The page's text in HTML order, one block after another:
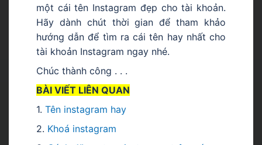
một cái tên Instagram đẹp cho tài khoản.
Hãy dành chút thời gian để tham khảo
hướng dẫn để tìm ra cái tên hay nhất cho
tài khoản Instagram ngay nhé.
Chúc thành công . . .
BÀI VIẾT LIÊN QUAN
1. Tên instagram hay
2. Khoá instagram